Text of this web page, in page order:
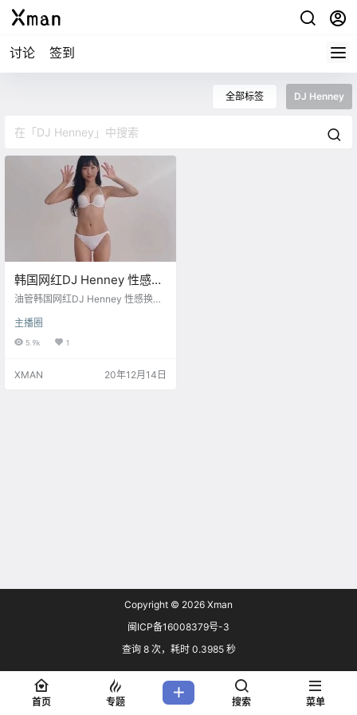
讨论 签到
全部标签 DJ Henney
韩国网红DJ Henney 性感换
衣视频精选
油管韩国网红DJ Henney 性感换衣
主播圈
5.9k 1
XMAN 20年12月14日
Copyright © 2026 Xman
闽ICP备16008379号-3
查询 8 次，耗时 0.3985 秒
首页 专题 搜索 菜单